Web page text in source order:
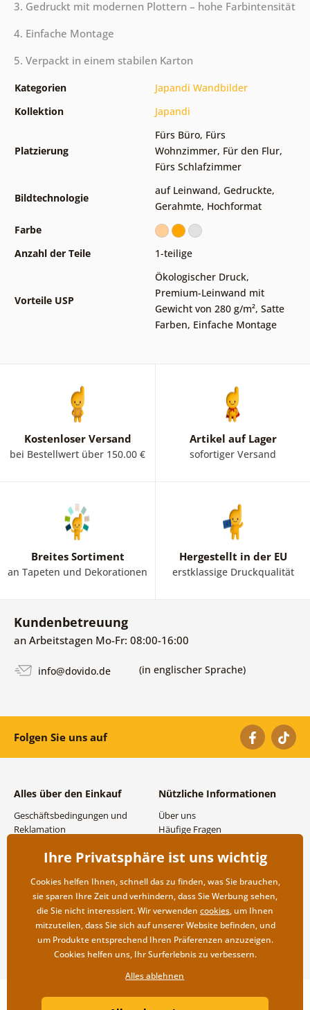
3. Gedruckt mit modernen Plottern – hohe Farbintensität
4. Einfache Montage
5. Verpackt in einem stabilen Karton
Kategorien
Japandi Wandbilder
Kollektion
Japandi
Platzierung
Fürs Büro, Fürs
Wohnzimmer, Für den Flur,
Fürs Schlafzimmer
Bildtechnologie
auf Leinwand, Gedruckte,
Gerahmte, Hochformat
Farbe
Anzahl der Teile
1-teilige
Vorteile USP
Ökologischer Druck,
Premium-Leinwand mit
Gewicht von 280 g/m², Satte
Farben, Einfache Montage
Kostenloser Versand
bei Bestellwert über 150.00 €
Artikel auf Lager
sofortiger Versand
Breites Sortiment
an Tapeten und Dekorationen
Hergestellt in der EU
erstklassige Druckqualität
Kundenbetreuung
an Arbeitstagen Mo-Fr: 08:00-16:00
info@dovido.de (in englischer Sprache)
Folgen Sie uns auf
Alles über den Einkauf
Geschäftsbedingungen und
Reklamation
Versand- und
Rücksendung der Ware
Nützliche Informationen
Über uns
Häufige Fragen
Großhandel und
Copyright ©2019 © Dovido.de.
Ihre Privatsphäre ist uns wichtig
Cookies helfen Ihnen, schnell das zu finden, was Sie brauchen,
sie sparen Ihre Zeit und verhindern, dass Sie Werbung sehen,
die Sie nicht interessiert. Wir verwenden cookies, um Ihnen
mitzuteilen, dass Sie sich auf unserer Website befinden, und
um Produkte entsprechend Ihren Präferenzen anzuzeigen.
Cookies helfen uns, Ihr Surferlebnis zu verbessern.
Alles ablehnen